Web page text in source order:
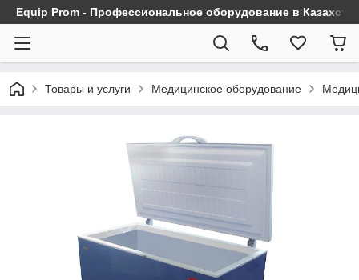
Equip Prom - Профессиональное оборудование в
Товары и услуги Медицинское оборудование